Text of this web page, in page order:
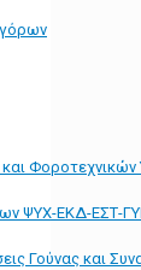
ΨΥΧ-ΕΚΔ-ΕΣΤ-
Γούνας και